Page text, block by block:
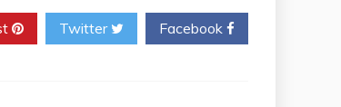
Twitter